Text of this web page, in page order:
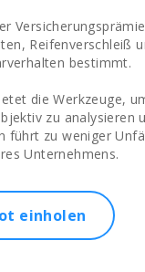
Reifenverschleiß
bestimmt.
die Werkzeuge,
zu analysieren
führt zu weniger
Unternehmens.
einholen